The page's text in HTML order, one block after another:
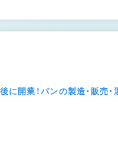
開業！パンの製造・販売